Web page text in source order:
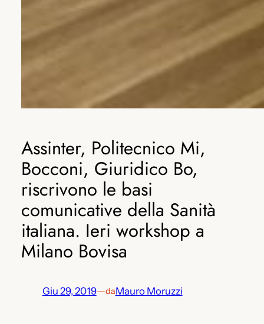
Assinter, Politecnico Mi,
Bocconi, Giuridico Bo,
riscrivono le basi
comunicative della Sanità
italiana. Ieri workshop a
Milano Bovisa
Giu 29, 2019—daMauro Moruzzi